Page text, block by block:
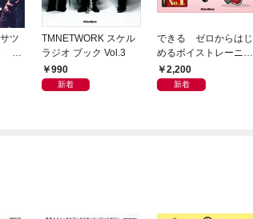
ツ
VI
&
特
TMNETWORK スケル
ラジオ ブック Vol.3
990
新着
できる ゼロからはじ
めるボイストレーニン
グ超入門
2,200
新着